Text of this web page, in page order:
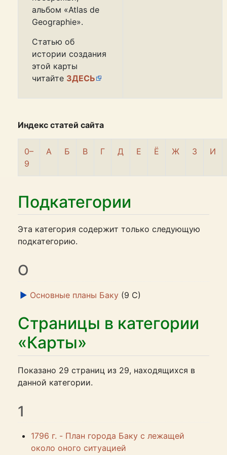
альбом «Atlas de
Geographie».
Статью об
истории создания
этой карты
читайте ЗДЕСЬ
Индекс статей сайта
0–
9
A Б В Г Д Е Ё Ж З И
Подкатегории
Эта категория содержит только следующую
подкатегорию.
О
► Основные планы Баку (9 С)
Страницы в категории
«Карты»
Показано 29 страниц из 29, находящихся в
данной категории.
1
1796 г. - План города Баку с лежащей
около оного ситуацией